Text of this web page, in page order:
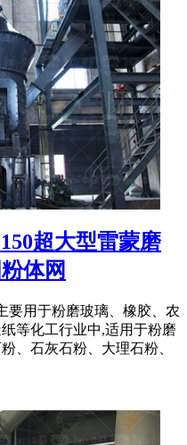
超大型雷蒙磨
体网
要用于粉磨玻璃、橡胶、农
等化工行业中,适用于粉磨
、石灰石粉、大理石粉、